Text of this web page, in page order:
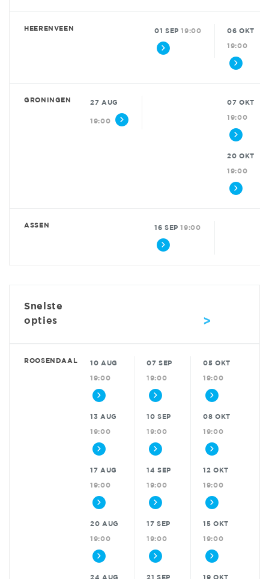
HEERENVEEN 01 SEP 19:00 06 OKT
19:00
GRONINGEN 27 AUG
19:00
07 OKT
19:00
20 OKT
19:00
ASSEN 16 SEP 19:00
Snelste
opties
>
ROOSENDAAL 10 AUG
19:00
13 AUG
19:00
17 AUG
19:00
20 AUG
19:00
24 AUG
07 SEP
19:00
10 SEP
19:00
14 SEP
19:00
17 SEP
19:00
21 SEP
05 OKT
19:00
08 OKT
19:00
12 OKT
19:00
15 OKT
19:00
19 OKT